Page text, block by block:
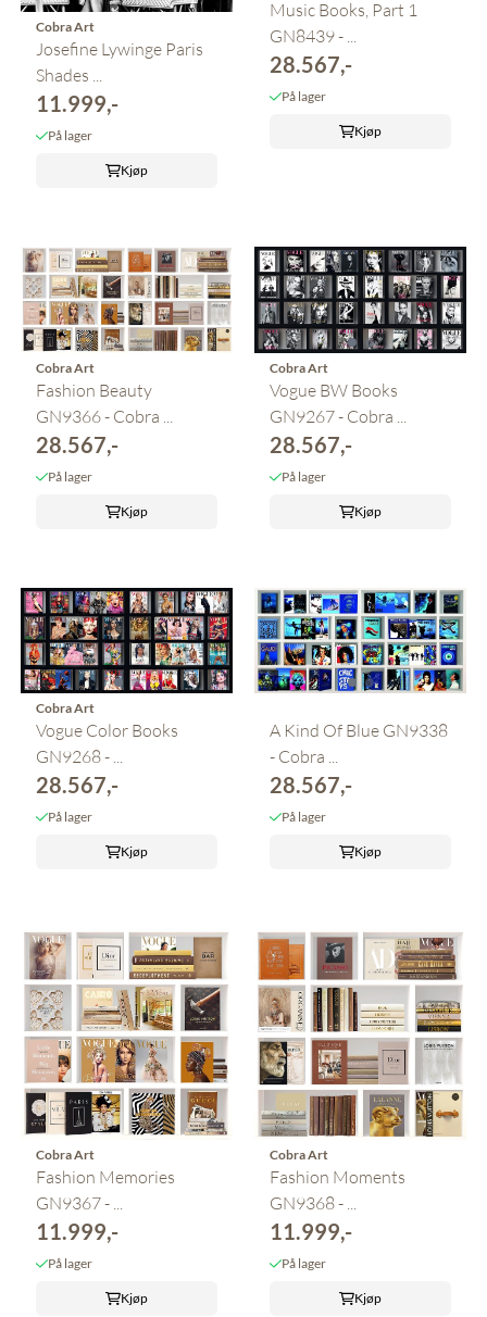
Cobra Art
Josefine Lywinge Paris
Shades ...
11.999,-
På lager
Kjøp
Music Books, Part 1
GN8439 - ...
28.567,-
På lager
Kjøp
Cobra Art
Fashion Beauty
GN9366 - Cobra ...
28.567,-
På lager
Kjøp
Cobra Art
Vogue BW Books
GN9267 - Cobra ...
28.567,-
På lager
Kjøp
Cobra Art
Vogue Color Books
GN9268 - ...
28.567,-
På lager
Kjøp
A Kind Of Blue GN9338
- Cobra ...
28.567,-
På lager
Kjøp
Cobra Art
Fashion Memories
GN9367 - ...
11.999,-
På lager
Kjøp
Cobra Art
Fashion Moments
GN9368 - ...
11.999,-
På lager
Kjøp